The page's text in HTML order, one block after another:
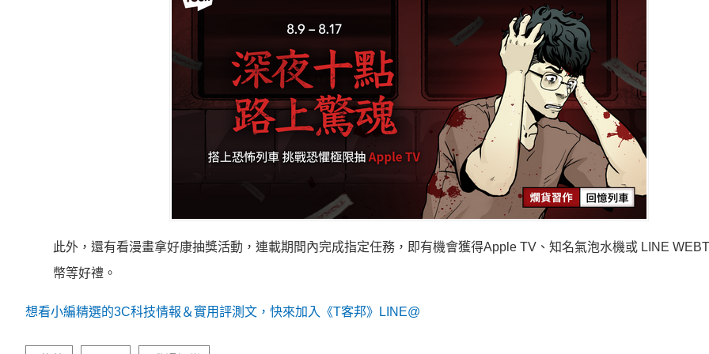
此外， 還有看漫畫拿好康抽獎活動，連載期間內完成指定任務， 即有機會獲得Apple TV、知名氣泡水機或 LINE
幣等好禮。
想看小編精選的3C科技情報＆實用評測文，快來加入《T客邦》LINE@